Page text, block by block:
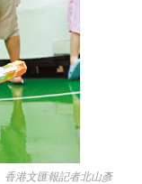
香港文匯報記者北山彥